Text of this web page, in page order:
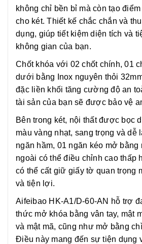
không chỉ bền bỉ mà còn tạo
cho két. Thiết kế chắc chắn và
dụng, giúp tiết kiệm diện tích và
không gian của bạn.
Chốt khóa với 02 chốt chính, 01
dưới bằng Inox nguyên thỏi
đặc liền khối tăng cường độ an
tài sản của bạn sẽ được bảo vệ
Bên trong két, nội thất được bọc
màu vàng nhạt, sang trọng và dễ
ngăn hầm, 01 ngăn kéo mở bằng
ngoài có thể điều chỉnh cao thấp
có thể cất giữ giấy tờ quan trọng
và tiện lợi.
Aifeibao HK-A1/D-60-AN hỗ trợ
thức mở khóa bằng vân tay, mật
và mật mã, cũng như mở bằng
Điều này mang đến sự tiện dụng